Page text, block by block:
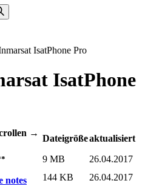
IsatPhone Pro
IsatPhone
→
Dateigrößeaktualisiert
9 MB 26.04.2017
notes 144 KB 26.04.2017